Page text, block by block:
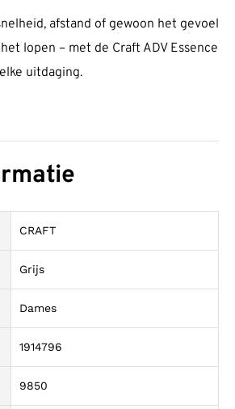
afstand of gewoon het gevoel
lopen – met de Craft ADV Essence
uitdaging.
CRAFT
Grijs
Dames
1914796
9850